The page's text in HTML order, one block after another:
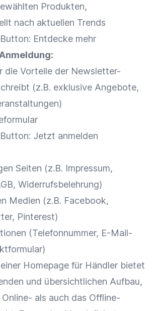
Produkten,
nach aktuellen Trends
Entdecke mehr
:
die Vorteile der Newsletter-
(z.B. exklusive Angebote,
)
Jetzt anmelden
Seiten (z.B. Impressum,
, Widerrufsbelehrung)
Medien (z.B. Facebook,
Pinterest)
(Telefonnummer, E-Mail-
Homepage für Händler bietet
und übersichtlichen Aufbau,
als auch das Offline-